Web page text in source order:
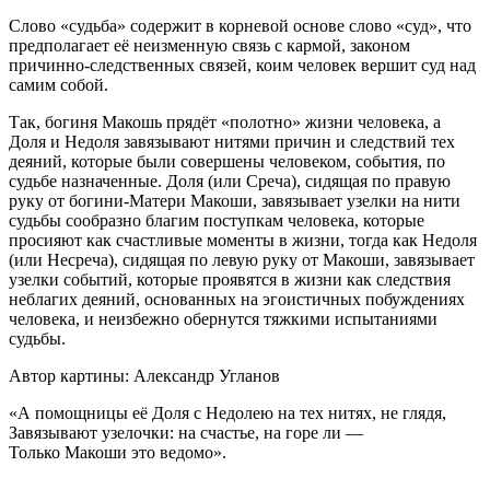
Слово «судьба» содержит в корневой основе слово «суд», что
предполагает её неизменную связь с кармой, законом
причинно-следственных связей, коим человек вершит суд над
самим собой.
Так, богиня Макошь прядёт «полотно» жизни человека, а
Доля и Недоля завязывают нитями причин и следствий тех
деяний, которые были совершены человеком, события, по
судьбе назначенные. Доля (или Среча), сидящая по правую
руку от богини-Матери Макоши, завязывает узелки на нити
судьбы сообразно благим поступкам человека, которые
просияют как счастливые моменты в жизни, тогда как Недоля
(или Несреча), сидящая по левую руку от Макоши, завязывает
узелки событий, которые проявятся в жизни как следствия
неблагих деяний, основанных на эгоистичных побуждениях
человека, и неизбежно обернутся тяжкими испытаниями
судьбы.
Автор картины: Александр Угланов
«А помощницы её Доля с Недолею на тех нитях, не глядя,
Завязывают узелочки: на счастье, на горе ли —
Только Макоши это ведомо».